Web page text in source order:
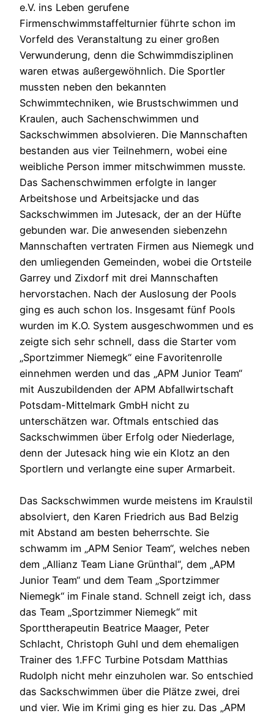
e.V. ins Leben gerufene
Firmenschwimmstaffelturnier führte schon im
Vorfeld des Veranstaltung zu einer großen
Verwunderung, denn die Schwimmdisziplinen
waren etwas außergewöhnlich. Die Sportler
mussten neben den bekannten
Schwimmtechniken, wie Brustschwimmen und
Kraulen, auch Sachenschwimmen und
Sackschwimmen absolvieren. Die Mannschaften
bestanden aus vier Teilnehmern, wobei eine
weibliche Person immer mitschwimmen musste.
Das Sachenschwimmen erfolgte in langer
Arbeitshose und Arbeitsjacke und das
Sackschwimmen im Jutesack, der an der Hüfte
gebunden war. Die anwesenden siebenzehn
Mannschaften vertraten Firmen aus Niemegk und
den umliegenden Gemeinden, wobei die Ortsteile
Garrey und Zixdorf mit drei Mannschaften
hervorstachen. Nach der Auslosung der Pools
ging es auch schon los. Insgesamt fünf Pools
wurden im K.O. System ausgeschwommen und es
zeigte sich sehr schnell, dass die Starter vom
„Sportzimmer Niemegk“ eine Favoritenrolle
einnehmen werden und das „APM Junior Team“
mit Auszubildenden der APM Abfallwirtschaft
Potsdam-Mittelmark GmbH nicht zu
unterschätzen war. Oftmals entschied das
Sackschwimmen über Erfolg oder Niederlage,
denn der Jutesack hing wie ein Klotz an den
Sportlern und verlangte eine super Armarbeit.
Das Sackschwimmen wurde meistens im Kraulstil
absolviert, den Karen Friedrich aus Bad Belzig
mit Abstand am besten beherrschte. Sie
schwamm im „APM Senior Team“, welches neben
dem „Allianz Team Liane Grünthal“, dem „APM
Junior Team“ und dem Team „Sportzimmer
Niemegk“ im Finale stand. Schnell zeigt ich, dass
das Team „Sportzimmer Niemegk“ mit
Sporttherapeutin Beatrice Maager, Peter
Schlacht, Christoph Guhl und dem ehemaligen
Trainer des 1.FFC Turbine Potsdam Matthias
Rudolph nicht mehr einzuholen war. So entschied
das Sackschwimmen über die Plätze zwei, drei
und vier. Wie im Krimi ging es hier zu. Das „APM